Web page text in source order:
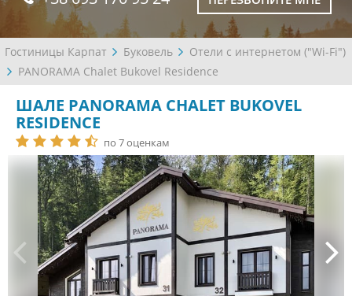
Гостиницы Карпат Буковель
Отели с интернетом ("Wi-Fi")
PANORAMA Chalet Bukovel Residence
ШАЛЕ PANORAMA CHALET BUKOVEL
RESIDENCE
по 7 оценкам